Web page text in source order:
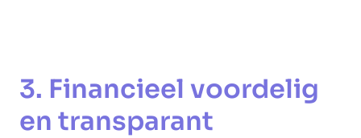
3. Financieel voordelig
en transparant